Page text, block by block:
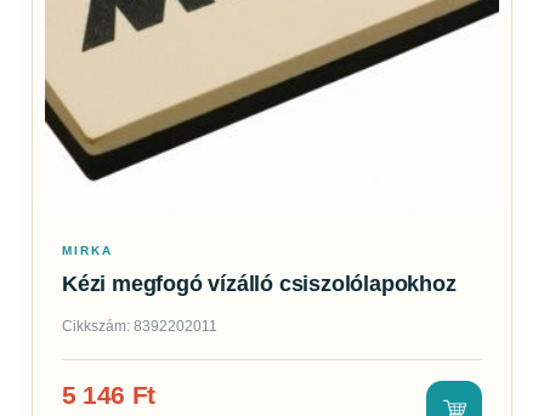
MIRKA
Kézi megfogó vízálló csiszolólapokhoz
Cikkszám: 8392202011
5 146 Ft